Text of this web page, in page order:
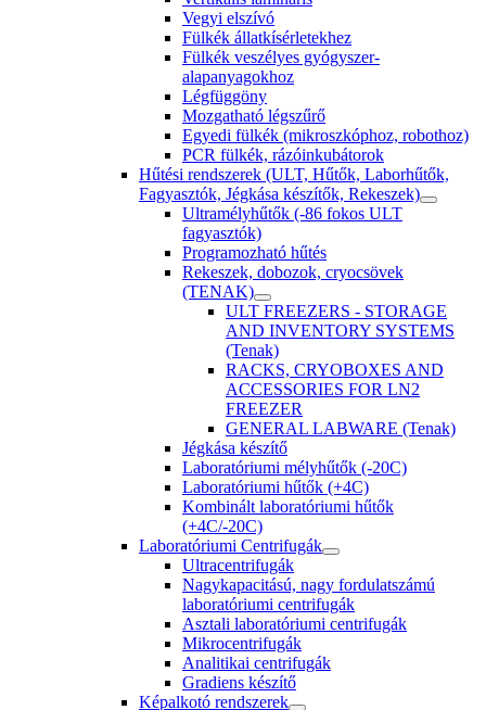
Vegyi elszívó
Fülkék állatkísérletekhez
Fülkék veszélyes gyógyszer-
alapanyagokhoz
Légfüggöny
Mozgatható légszűrő
Egyedi fülkék (mikroszkóphoz, robothoz)
PCR fülkék, rázóinkubátorok
Hűtési rendszerek (ULT, Hűtők, Laborhűtők,
Fagyasztók, Jégkása készítők, Rekeszek)
Ultramélyhűtők (-86 fokos ULT
fagyasztók)
Programozható hűtés
Rekeszek, dobozok, cryocsövek
(TENAK)
ULT FREEZERS - STORAGE
AND INVENTORY SYSTEMS
(Tenak)
RACKS, CRYOBOXES AND
ACCESSORIES FOR LN2
FREEZER
GENERAL LABWARE (Tenak)
Jégkása készítő
Laboratóriumi mélyhűtők (-20C)
Laboratóriumi hűtők (+4C)
Kombinált laboratóriumi hűtők
(+4C/-20C)
Laboratóriumi Centrifugák
Ultracentrifugák
Nagykapacitású, nagy fordulatszámú
laboratóriumi centrifugák
Asztali laboratóriumi centrifugák
Mikrocentrifugák
Analitikai centrifugák
Gradiens készítő
Képalkotó rendszerek